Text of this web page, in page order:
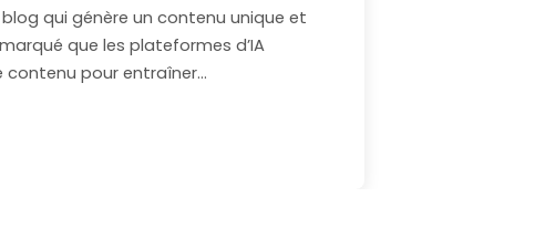
qui génère un contenu unique et
que les plateformes d’IA
contenu pour entraîner…